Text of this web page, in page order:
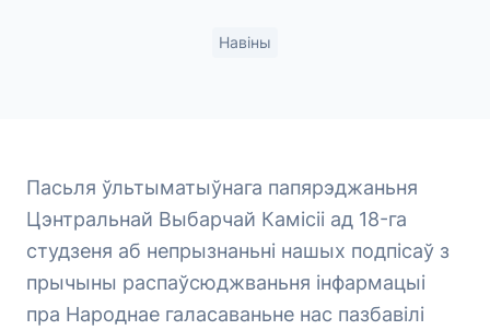
Навіны
Пасьля ўльтыматыўнага папярэджаньня
Цэнтральнай Выбарчай Камісіі ад 18-га
студзеня аб непрызнаньні нашых подпісаў з
прычыны распаўсюджваньня інфармацыі
пра Народнае галасаваньне нас пазбавілі